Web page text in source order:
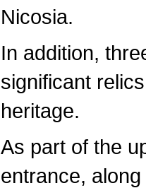
Nicosia.
In addition,
significant
heritage.
As part of the
entrance,